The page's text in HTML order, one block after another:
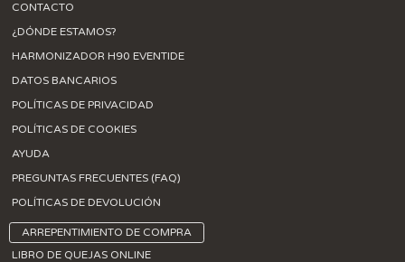
CONTACTO
¿DÓNDE ESTAMOS?
HARMONIZADOR H90 EVENTIDE
DATOS BANCARIOS
POLÍTICAS DE PRIVACIDAD
POLÍTICAS DE COOKIES
AYUDA
PREGUNTAS FRECUENTES (FAQ)
POLÍTICAS DE DEVOLUCIÓN
ARREPENTIMIENTO DE COMPRA
LIBRO DE QUEJAS ONLINE